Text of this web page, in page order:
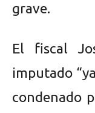
grave.
El fiscal
imputado
condenado